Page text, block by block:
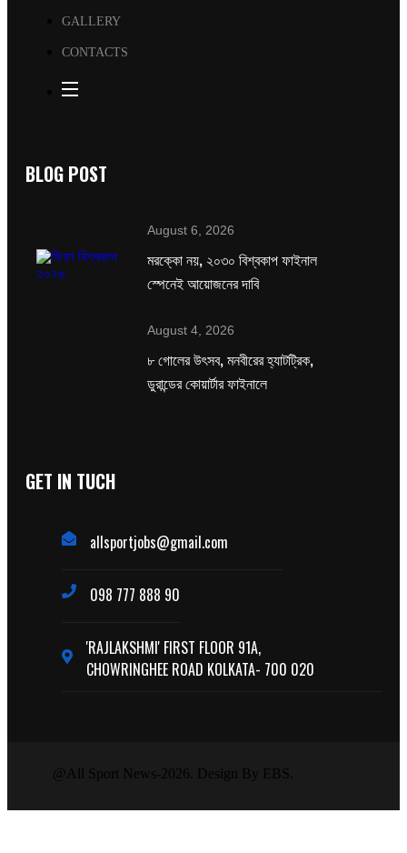
GALLERY
CONTACTS
BLOG POST
August 6, 2026
মরক্কো নয়, ২০৩০ বিশ্বকাপ ফাইনাল
স্পেনেই আয়োজনের দাবি
August 4, 2026
৮ গোলের উৎসব, মনবীরের হ্যাটট্রিক,
ডুরান্ডের কোয়ার্টার ফাইনালে
GET IN TUCH
allsportjobs@gmail.com
098 777 888 90
'RAJLAKSHMI' FIRST FLOOR 91A,
CHOWRINGHEE ROAD KOLKATA- 700 020
@All Sport News-2026. Design By EBS.